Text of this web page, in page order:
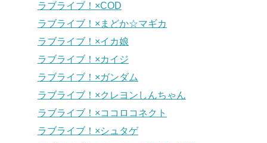
ラブライブ！×COD
ラブライブ！×まどか☆マギカ
ラブライブ！×イカ娘
ラブライブ！×カイジ
ラブライブ！×ガンダム
ラブライブ！×クレヨンしんちゃん
ラブライブ！×ココロコネクト
ラブライブ！×シュタゲ